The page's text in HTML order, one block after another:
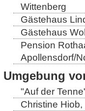
Wittenberg
Gästehaus
Gästehaus
Pension
Apollensdorf/
Umgebung
"Auf der
Christine